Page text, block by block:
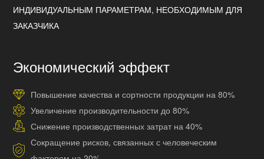
ИНДИВИДУАЛЬНЫМ ПАРАМЕТРАМ, НЕОБХОДИМЫМ ДЛЯ
ЗАКАЗЧИКА
Экономический эффект
Повышение качества и сортности продукции на 80%
Увеличение производительности до 80%
Снижение производственных затрат на 40%
Сокращение рисков, связанных с человеческим